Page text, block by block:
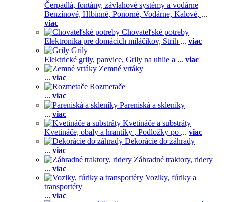
Čerpadlá, fontány, závlahové systémy a vodárne
Benzínové, Hlbinné, Ponorné, Vodárne, Kalové, ...
viac
Chovateľské potreby
Elektronika pre domácich miláčikov, Strih ... viac
Grily
Elektrické grily, panvice, Grily na uhlie a ... viac
Zemné vrtáky
... viac
Rozmetače
... viac
Pareniská a skleníky
... viac
Kvetináče a substráty
Kvetináče, obaly a hrantíky , Podložky po ... viac
Dekorácie do záhrady
... viac
Záhradné traktory, ridery
... viac
Voziky, fúriky a
transportéry
... viac